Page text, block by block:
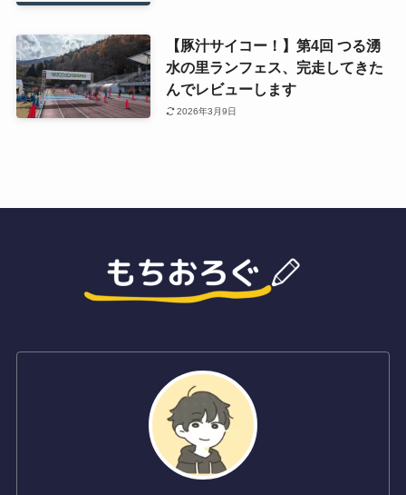
【豚汁サイコー！】第4回 つる湧
水の里ランフェス、完走してきた
んでレビューします
2026年3月9日